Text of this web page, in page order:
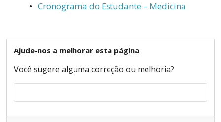
Cronograma do Estudante – Medicina
Ajude-nos a melhorar esta página
Você sugere alguma correção ou melhoria?